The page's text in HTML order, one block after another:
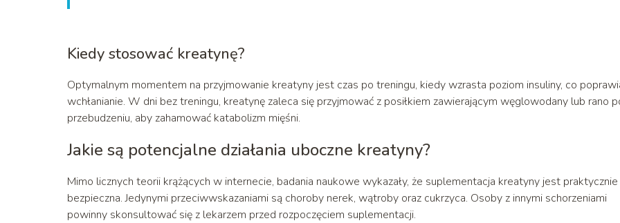
Kiedy stosować kreatynę?
Optymalnym momentem na przyjmowanie kreatyny jest czas po treningu, kiedy wzrasta poziom insuliny, co
wchłanianie. W dni bez treningu, kreatynę zaleca się przyjmować z posiłkiem zawierającym węglowodany lub rano
przebudzeniu, aby zahamować katabolizm mięśni.
Jakie są potencjalne działania uboczne kreatyny?
Mimo licznych teorii krążących w internecie, badania naukowe wykazały, że suplementacja kreatyny jest praktycznie
bezpieczna. Jedynymi przeciwwskazaniami są choroby nerek, wątroby oraz cukrzyca. Osoby z innymi schorzeniami
powinny skonsultować się z lekarzem przed rozpoczęciem suplementacji.